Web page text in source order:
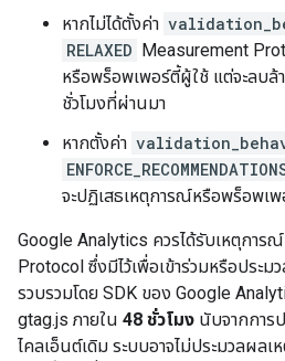
หากไม่ได้ตั้งค่า
RELAXED Measurement
หรือพร็อพเพอร์ตี้ผู้ใช้ แต่จะลบล้
ชั่วโมงที่ผ่านมา
หากตั้งค่า
จะปฏิเสธเหตุการณ์หรือพร็อพเ
Google Analytics ควรได้รับเหตุการ
Protocol ซึ่งมีไว้เพื่อเข้าร่วมหรือประ
รวบรวมโดย SDK ของ Google
gtag.js ภายใน 48 ชั่วโมง นับจากการ
ไคลเอ็นต์เดิม ระบบอาจไม่ประมวลผล